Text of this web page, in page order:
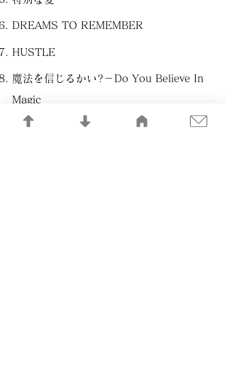
DREAMS TO REMEMBER
HUSTLE
魔法を信じるかい?－Do You Believe In
Magic